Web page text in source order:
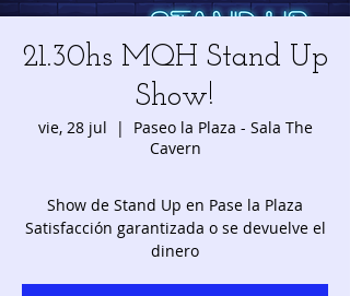
21.30hs MQH Stand Up
Show!
vie, 28 jul
  |
Paseo la Plaza - Sala The
Cavern
Show de Stand Up en Pase la Plaza
Satisfacción garantizada o se devuelve el
dinero